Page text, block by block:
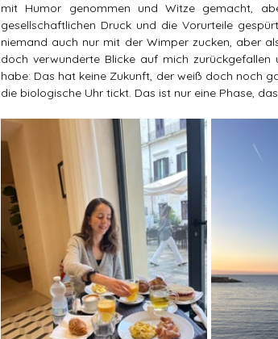
mit Humor genommen und Witze gemacht,
gesellschaftlichen Druck und die Vorurteile
niemand auch nur mit der Wimper zucken, aber
doch verwunderte Blicke auf mich
habe: Das hat keine Zukunft, der weiß doch noch
die biologische Uhr tickt. Das ist nur eine Phase,